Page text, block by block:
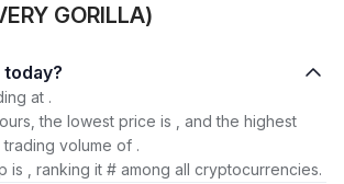
GORILLA)
1. How much is today?
at .
the lowest price is , and the highest
volume of .
is , ranking it # among all cryptocurrencies.